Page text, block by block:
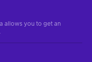
allows you to get an